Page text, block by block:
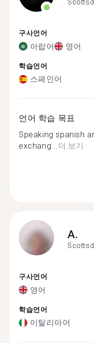
구사언어
아랍어 영어
학습언어
스페인어
언어 학습 목표
Speaking spanish
exchang...더 보기
A.
구사언어
영어
학습언어
이탈리아어